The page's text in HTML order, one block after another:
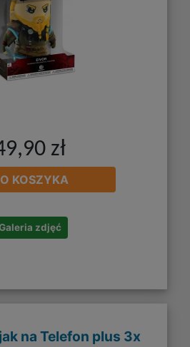
zł
KOSZYKA
zdjęć
na Telefon plus 3x